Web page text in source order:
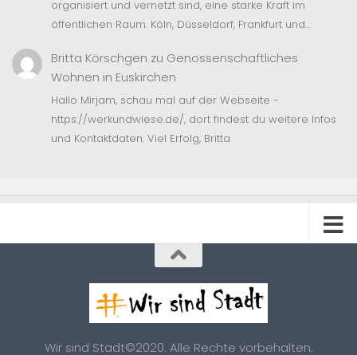
organisiert und vernetzt sind, eine starke Kraft im
öffentlichen Raum. Köln, Düsseldorf, Frankfurt und…
Britta Körschgen zu Genossenschaftliches
Wohnen in Euskirchen
Hallo Mirjam, schau mal auf der Webseite -
https://werkundwiese.de/, dort findest du weitere Infos
und Kontaktdaten. Viel Erfolg, Britta
Wir sind Stadt©2020. Alle Rechte vorbehalten.